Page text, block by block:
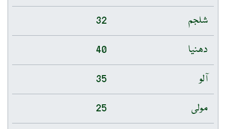
شلجم
32
دھنیا
40
آلو
35
مولی
25